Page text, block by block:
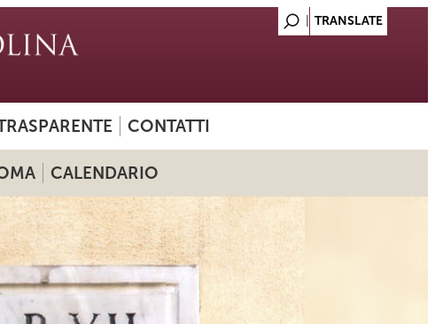
CONTATTI
CALENDARIO